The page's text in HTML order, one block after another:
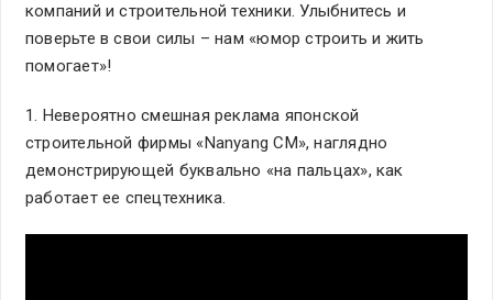
компаний и строительной техники. Улыбнитесь и
поверьте в свои силы – нам «юмор строить и жить
помогает»!
1. Невероятно смешная реклама японской
строительной фирмы «Nanyang CM», наглядно
демонстрирующей буквально «на пальцах», как
работает ее спецтехника.